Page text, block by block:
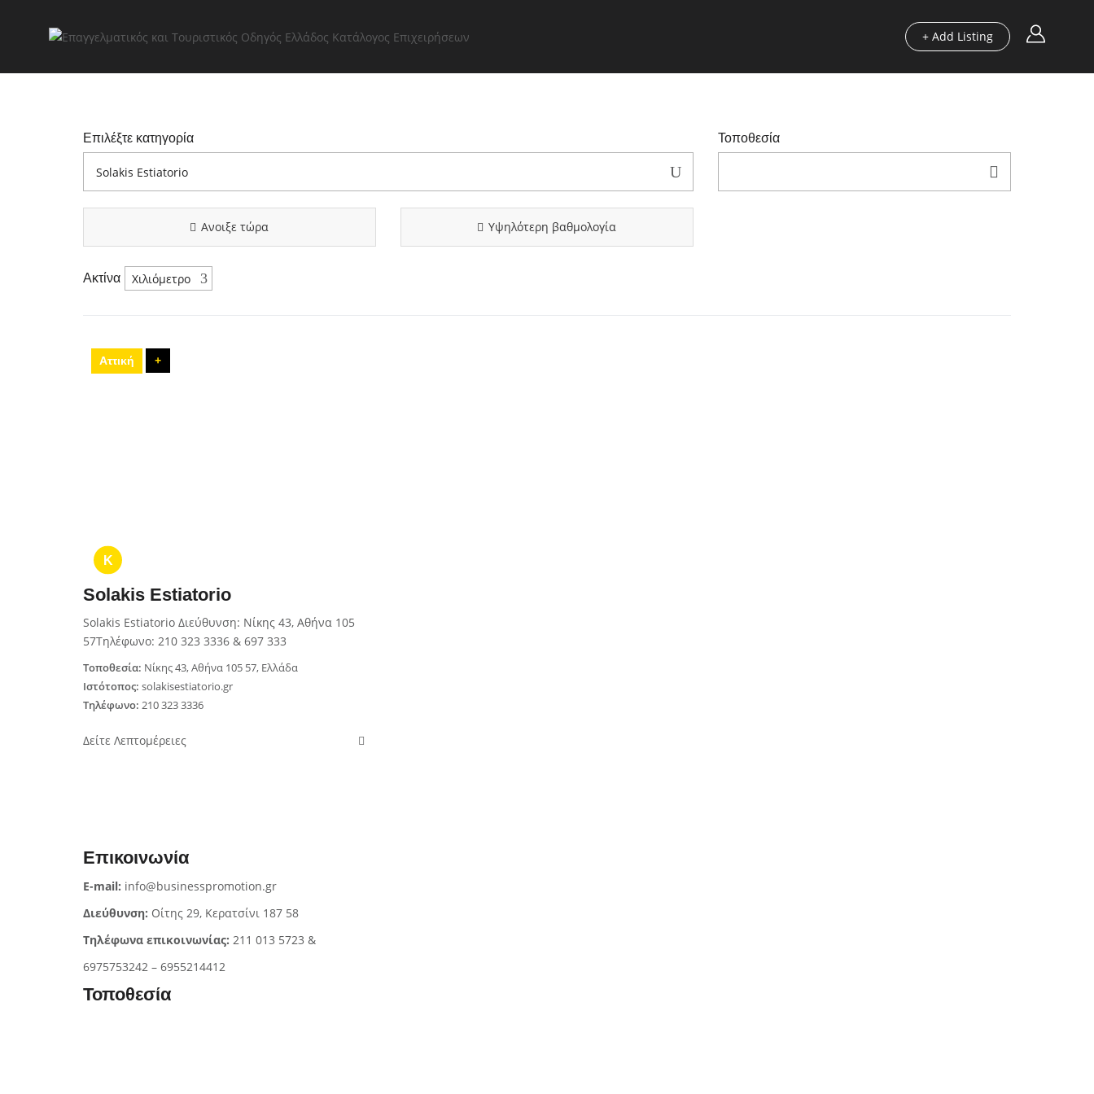
+ Add Listing
Επιλέξτε κατηγορία Τοποθεσία
Ανοιξε τώρα Υψηλότερη βαθμολογία
Ακτίνα
Αττική +
K
Solakis Estiatorio
Solakis Estiatorio Διεύθυνση: Νίκης 43, Αθήνα 105
57Τηλέφωνο: 210 323 3336 & 697 333
Τοποθεσία: Νίκης 43, Αθήνα 105 57, Ελλάδα
Ιστότοπος: solakisestiatorio.gr
Τηλέφωνο: 210 323 3336
Δείτε Λεπτομέρειες
Επικοινωνία
E-mail: info@businesspromotion.gr
Διεύθυνση: Οίτης 29, Κερατσίνι 187 58
Τηλέφωνα επικοινωνίας: 211 013 5723 &
6975753242 – 6955214412
Τοποθεσία